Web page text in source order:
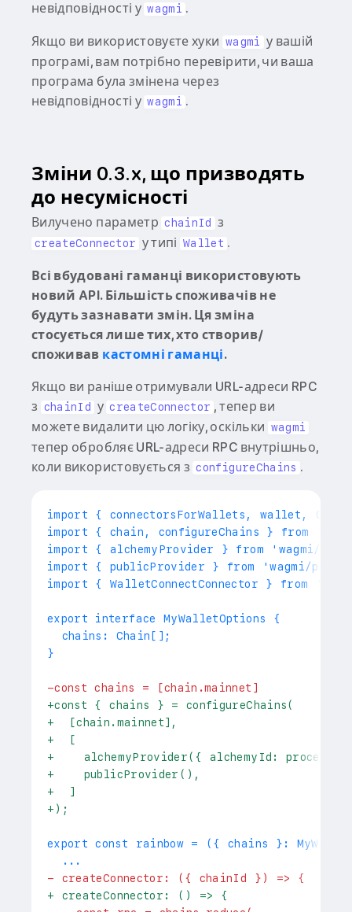
невідповідності у wagmi .
Якщо ви використовуєте хуки wagmi
у вашій
програмі, вам потрібно перевірити, чи ваша
програма була змінена через
невідповідності у wagmi .
Зміни 0.3.x, що призводять
до несумісності
Вилучено параметр chainId з
createConnector у типі Wallet .
Всі вбудовані гаманці використовують
новий API. Більшість споживачів не
будуть зазнавати змін. Ця зміна
стосується лише тих, хто створив/
споживав кастомні гаманці.
Якщо ви раніше отримували URL-адреси RPC
з chainId у createConnector , тепер ви
можете видалити цю логіку, оскільки wagmi
тепер обробляє URL-адреси RPC внутрішньо,
коли використовується з configureChains .
chains: Chain[];
-const chains = [chain.mainnet]
+const { chains } = configureChains(
+
  [chain.mainnet],
+
  [
+
alchemyProvider({ alchemyId:
+
    publicProvider(),
+
  ]
+ );
...
- createConnector: ({ chainId }) => {
+ createConnector: () => {